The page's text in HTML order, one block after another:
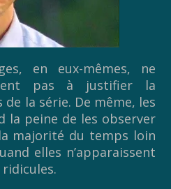
en eux-mêmes, ne
pas à justifier la
la série. De même, les
la peine de les observer
majorité du temps loin
elles n’apparaissent